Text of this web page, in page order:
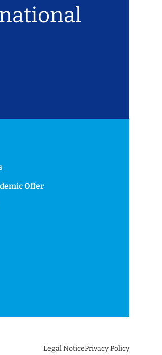
Offer
Legal NoticePrivacy Policy